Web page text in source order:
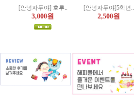
[안녕자두야] 호루..
3,000원
[안녕자두야]5학년..
2,500원